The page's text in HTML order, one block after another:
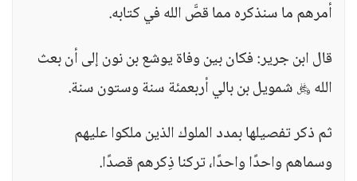
أمرهم ما سنذكره مما قصَّ الله في كتابه.
قال ابن جرير: فكان بين وفاة يوشع بن نون إلى أن بعث
الله ﷿ شمويل بن بالي أربعمئة سنة وستون سنة.
ثم ذكر تفصيلها بمدد الملوك الذين ملكوا عليهم
وسماهم واحدًا واحدًا، تركنا ذِكرهم قصدًا.